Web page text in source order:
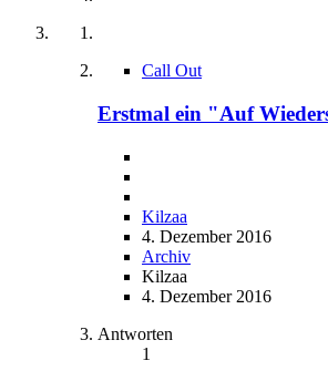
Call Out
Erstmal ein "Auf
Kilzaa
4. Dezember 2016
Archiv
Kilzaa
4. Dezember 2016
Antworten
1